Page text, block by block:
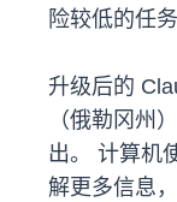
险较低的任务
升级后的
（俄勒冈州
出。 计算机
解更多信息